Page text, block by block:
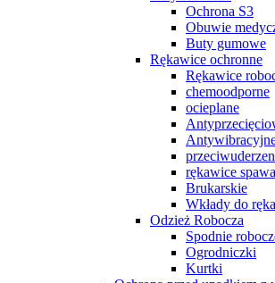
Ochrona S3
Obuwie
Buty gumowe
Rękawice ochronne
Rękawice
chemoodporne
ocieplane
rękawice
Brukarskie
Wkłady do
Odzież Robocza
Spodnie
Ogrodniczki
Kurtki